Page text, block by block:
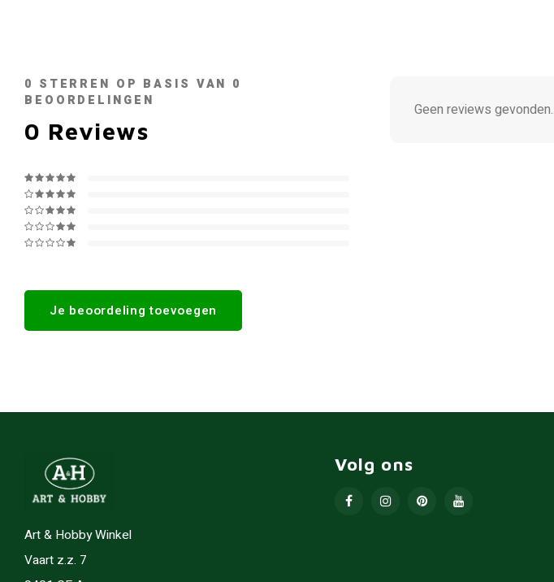
0 STERREN OP BASIS VAN 0
BEOORDELINGEN
0 Reviews
Je beoordeling toevoegen
Geen reviews
Art & Hobby Winkel
Vaart z.z. 7
Volg ons